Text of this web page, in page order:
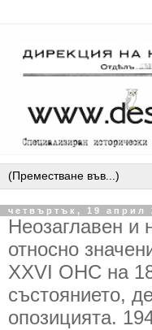
четвъртък, 19 април
Неозаглавен и
относно
XXVI ОНС на
състоянието,
опозицията.